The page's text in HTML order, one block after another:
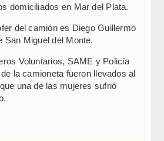
domiciliados en Mar del Plata.
del camión es Diego Guillermo
San Miguel del Monte.
Voluntarios, SAME y Policía
la camioneta fueron llevados al
una de las mujeres sufrió